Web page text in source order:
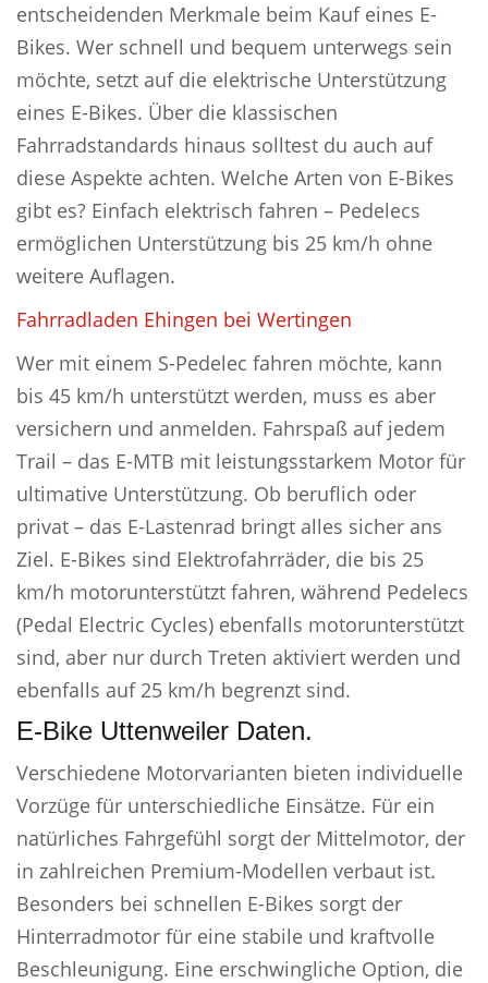
entscheidenden Merkmale beim Kauf eines E-
Bikes. Wer schnell und bequem unterwegs sein
möchte, setzt auf die elektrische Unterstützung
eines E-Bikes. Über die klassischen
Fahrradstandards hinaus solltest du auch auf
diese Aspekte achten. Welche Arten von E-Bikes
gibt es? Einfach elektrisch fahren – Pedelecs
ermöglichen Unterstützung bis 25 km/h ohne
weitere Auflagen.
Fahrradladen Ehingen bei Wertingen
Wer mit einem S-Pedelec fahren möchte, kann
bis 45 km/h unterstützt werden, muss es aber
versichern und anmelden. Fahrspaß auf jedem
Trail – das E-MTB mit leistungsstarkem Motor für
ultimative Unterstützung. Ob beruflich oder
privat – das E-Lastenrad bringt alles sicher ans
Ziel. E-Bikes sind Elektrofahrräder, die bis 25
km/h motorunterstützt fahren, während Pedelecs
(Pedal Electric Cycles) ebenfalls motorunterstützt
sind, aber nur durch Treten aktiviert werden und
ebenfalls auf 25 km/h begrenzt sind.
E-Bike Uttenweiler Daten.
Verschiedene Motorvarianten bieten individuelle
Vorzüge für unterschiedliche Einsätze. Für ein
natürliches Fahrgefühl sorgt der Mittelmotor, der
in zahlreichen Premium-Modellen verbaut ist.
Besonders bei schnellen E-Bikes sorgt der
Hinterradmotor für eine stabile und kraftvolle
Beschleunigung. Eine erschwingliche Option, die